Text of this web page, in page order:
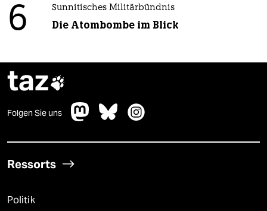
6 Sunnitisches Militärbündnis
Die Atombombe im Blick
taz
Folgen Sie uns
Ressorts
Politik